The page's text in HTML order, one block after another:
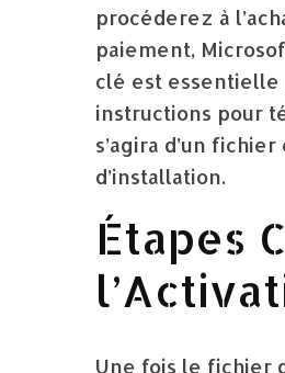
procéderez à
paiement,
clé est
instructions pour
s’agira d’un
d’installation.
Étapes
Une fois le fichier